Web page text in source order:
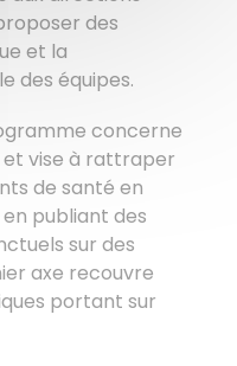
des
et la
des équipes.
concerne
vise à rattraper
de santé en
publiant des
sur des
axe recouvre
portant sur